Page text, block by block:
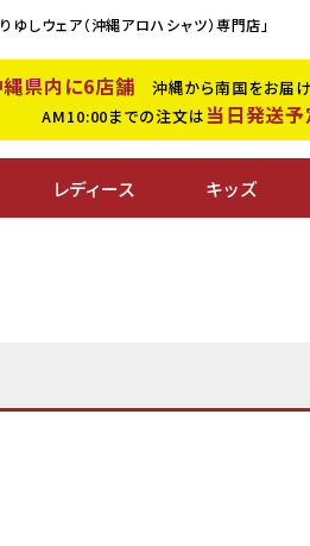
ゆしウェア（沖縄アロハシャツ）専門店」
県内に6店舗 沖縄から南国をお届
AM10:00までの注文は当日発送予
レディース キッズ